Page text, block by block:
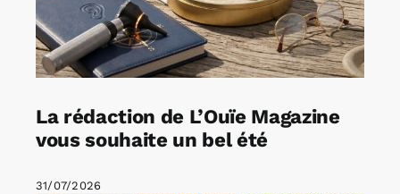
La rédaction de L’Ouïe Magazine
vous souhaite un bel été
31/07/2026